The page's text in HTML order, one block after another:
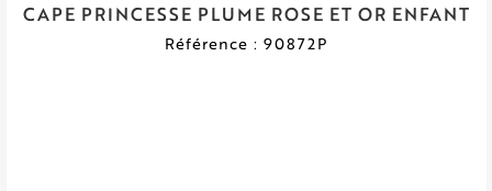
CAPE PRINCESSE PLUME ROSE ET OR ENFANT
Référence : 90872P